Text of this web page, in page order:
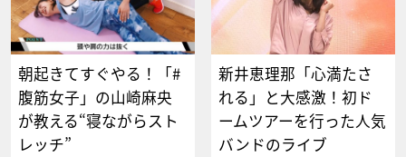
朝起きてすぐやる！「#
腹筋女子」の山崎麻央
が教える“寝ながらスト
レッチ”
新井恵理那「心満たさ
れる」と大感激！初ド
ームツアーを行った人気
バンドのライブ